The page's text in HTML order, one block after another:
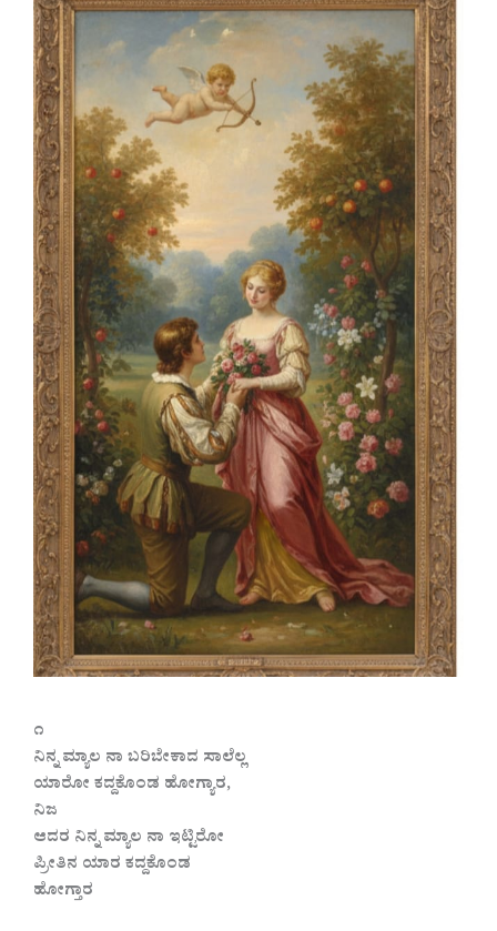
೧
ನಿನ್ನ ಮ್ಯಾಲ ನಾ ಬರಿಬೇಕಾದ ಸಾಲೆಲ್ಲ
ಯಾರೋ ಕದ್ದಕೊಂಡ ಹೋಗ್ಯಾರ,
ನಿಜ
ಆದರ ನಿನ್ನ ಮ್ಯಾಲ ನಾ ಇಟ್ಟಿರೋ
ಪ್ರೀತಿನ ಯಾರ ಕದ್ದಕೊಂಡ
ಹೋಗ್ತಾರ